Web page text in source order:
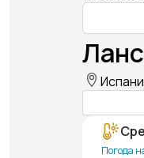
Погода